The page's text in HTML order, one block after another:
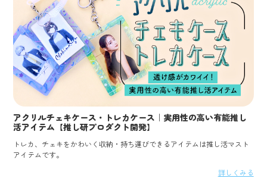
アクリルチェキケース・トレカケース｜実用性の高い有能推し
活アイテム【推し研プロダクト開発】
トレカ、チェキをかわいく収納・持ち運びできるアイテムは推し活マスト
アイテムです。
詳しくみる